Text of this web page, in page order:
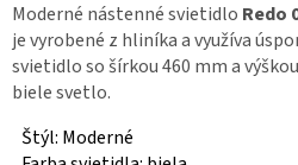
Moderné nástenné svietidlo Redo
je vyrobené z hliníka a využíva
svietidlo so šírkou 460 mm a
biele svetlo.
Štýl: Moderné